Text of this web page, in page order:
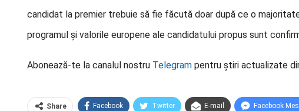
candidat la premier trebuie să fie făcută doar după ce o
programul și valorile europene ale candidatului propus sunt
Abonează-te la canalul nostru Telegram pentru știri actualizate
Share Facebook Twitter E-mail Facebook